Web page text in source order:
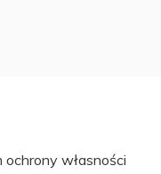
własności